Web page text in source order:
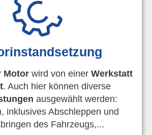
Motor wird von einer Werkstatt
. Auch hier können diverse
ausgewählt werden:
inklusives Abschleppen und
des Fahrzeugs,...